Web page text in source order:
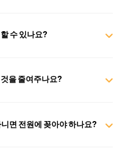
수 있나요?
을 줄여주나요?
면 전원에 꽂아야 하나요?